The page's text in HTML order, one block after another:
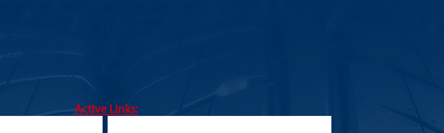
Active Links: